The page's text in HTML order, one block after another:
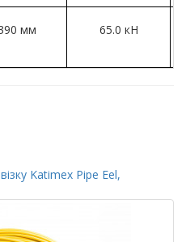
мм 65.0 кН
Katimex Pipe Eel,